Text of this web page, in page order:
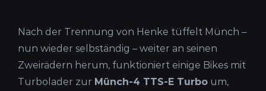
Nach der Trennung von Henke tüffelt Münch –
nun wieder selbständig – weiter an seinen
Zweirädern herum, funktioniert einige Bikes mit
Turbolader zur Münch-4 TTS-E Turbo um,